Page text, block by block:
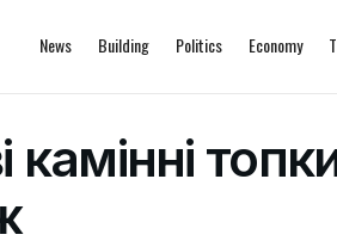
News Building Politics Economy
камінні